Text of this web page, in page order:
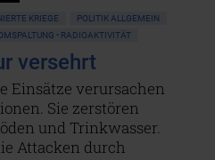
KRIEGE
POLITIK ALLGEMEIN
• RADIOAKTIVITÄT
versehrt
Einsätze verursachen
Sie zerstören
und Trinkwasser.
Attacken durch